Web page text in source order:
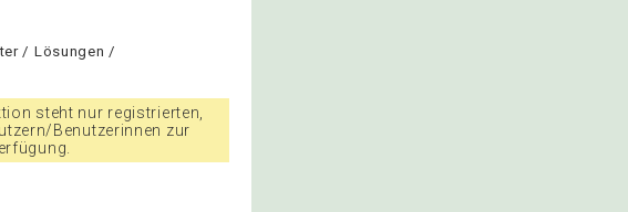
/ Lösungen /
steht nur registrierten,
Benutzerinnen zur